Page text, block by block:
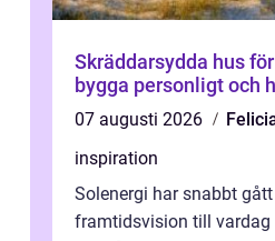
Skräddarsydda hus för
bygga personligt och
07 augusti 2026
inspiration
Solenergi har snabbt
framtidsvision till vardag